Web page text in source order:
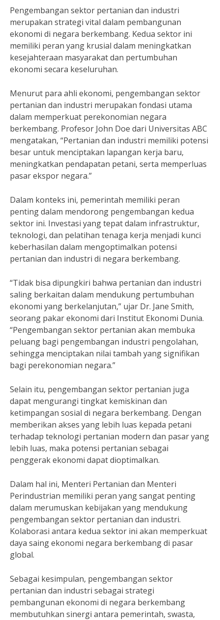
Pengembangan sektor pertanian dan industri
merupakan strategi vital dalam pembangunan
ekonomi di negara berkembang. Kedua sektor ini
memiliki peran yang krusial dalam meningkatkan
kesejahteraan masyarakat dan pertumbuhan
ekonomi secara keseluruhan.
Menurut para ahli ekonomi, pengembangan sektor
pertanian dan industri merupakan fondasi utama
dalam memperkuat perekonomian negara
berkembang. Profesor John Doe dari Universitas ABC
mengatakan, “Pertanian dan industri memiliki potensi
besar untuk menciptakan lapangan kerja baru,
meningkatkan pendapatan petani, serta memperluas
pasar ekspor negara.”
Dalam konteks ini, pemerintah memiliki peran
penting dalam mendorong pengembangan kedua
sektor ini. Investasi yang tepat dalam infrastruktur,
teknologi, dan pelatihan tenaga kerja menjadi kunci
keberhasilan dalam mengoptimalkan potensi
pertanian dan industri di negara berkembang.
“Tidak bisa dipungkiri bahwa pertanian dan industri
saling berkaitan dalam mendukung pertumbuhan
ekonomi yang berkelanjutan,” ujar Dr. Jane Smith,
seorang pakar ekonomi dari Institut Ekonomi Dunia.
“Pengembangan sektor pertanian akan membuka
peluang bagi pengembangan industri pengolahan,
sehingga menciptakan nilai tambah yang signifikan
bagi perekonomian negara.”
Selain itu, pengembangan sektor pertanian juga
dapat mengurangi tingkat kemiskinan dan
ketimpangan sosial di negara berkembang. Dengan
memberikan akses yang lebih luas kepada petani
terhadap teknologi pertanian modern dan pasar yang
lebih luas, maka potensi pertanian sebagai
penggerak ekonomi dapat dioptimalkan.
Dalam hal ini, Menteri Pertanian dan Menteri
Perindustrian memiliki peran yang sangat penting
dalam merumuskan kebijakan yang mendukung
pengembangan sektor pertanian dan industri.
Kolaborasi antara kedua sektor ini akan memperkuat
daya saing ekonomi negara berkembang di pasar
global.
Sebagai kesimpulan, pengembangan sektor
pertanian dan industri sebagai strategi
pembangunan ekonomi di negara berkembang
membutuhkan sinergi antara pemerintah, swasta,